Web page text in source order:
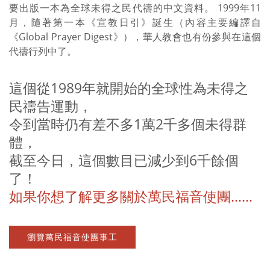
要出版一本為全球未得之民代禱的中文資料。 1999年11
月，隨著第一本《宣教日引》誕生（內容主要編譯自
《Global Prayer Digest》），華人教會也有份參與在這個
代禱行列中了。
這個從1989年就開始的全球性為未得之
民禱告運動，
令到當時仍有差不多1萬2千多個未得群
體，
截至今日，這個數目已減少到6千餘個
了！
如果你想了解更多關於萬民福音使團……
瀏覽萬民福音使團事工